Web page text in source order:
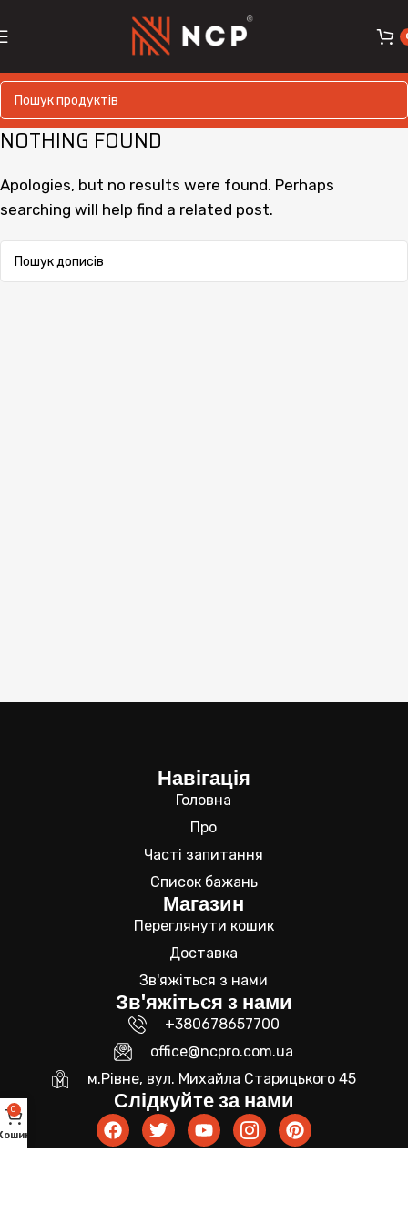
NOTHING FOUND
Apologies, but no results were found. Perhaps
searching will help find a related post.
Навігація
Головна
Про
Часті запитання
Список бажань
Магазин
Переглянути кошик
Доставка
Зв'яжіться з нами
Зв'яжіться з нами
+380678657700
office@ncpro.com.ua
м.Рівне, вул. Михайла Старицького 45
Слідкуйте за нами
0